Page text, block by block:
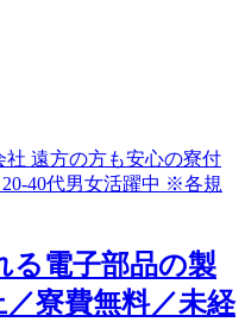
る電子部品の製
寮費無料／未経